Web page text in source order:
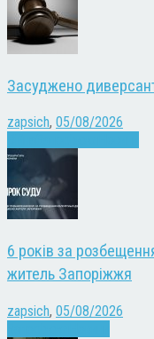
Засуджено
zapsich, 05/08/2026
6 років за
житель Запоріжжя
zapsich, 05/08/2026